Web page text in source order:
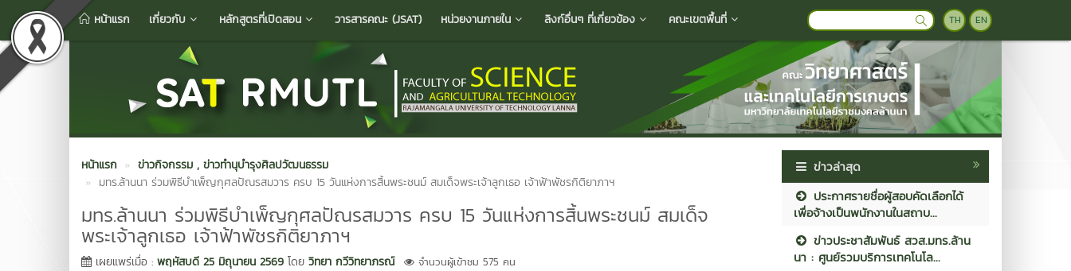
หน้าแรก เกี่ยวกับ หลักสูตรที่เปิดสอน วารสารคณะ (JSAT) หน่วยงานภายใน ลิงก์อื่นๆ ที่เกี่ยวข้อง คณะเขตพื้นที่ TH EN
หน้าแรก ข่าวกิจกรรม , ข่าวทำนุบำรุงศิลปวัฒนธรรม
มทร.ล้านนา ร่วมพิธีบำเพ็ญกุศลปัณรสมวาร ครบ 15 วันแห่งการสิ้นพระชนม์ สมเด็จพระเจ้าลูกเธอ เจ้าฟ้าพัชรกิติยาภาฯ
มทร.ล้านนา ร่วมพิธีบำเพ็ญกุศลปัณรสมวาร ครบ 15 วันแห่งการสิ้นพระชนม์ สมเด็จ
พระเจ้าลูกเธอ เจ้าฟ้าพัชรกิติยาภาฯ
เผยแพร่เมื่อ : พฤหัสบดี 25 มิถุนายน 2569 โดย วิทยา กวีวิทยาภรณ์
จำนวนผู้เข้าชม 575 คน
ข่าวล่าสุด
ประกาศรายชื่อผู้สอบคัดเลือกได้
เพื่อจ้างเป็นพนักงานในสถาบ...
ข่าวประชาสัมพันธ์ สวส.มทร.ล้าน
นา : ศูนย์รวมบริการเทคโนโล...